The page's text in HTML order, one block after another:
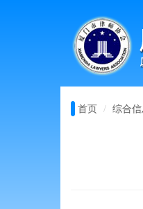
首页 综合信